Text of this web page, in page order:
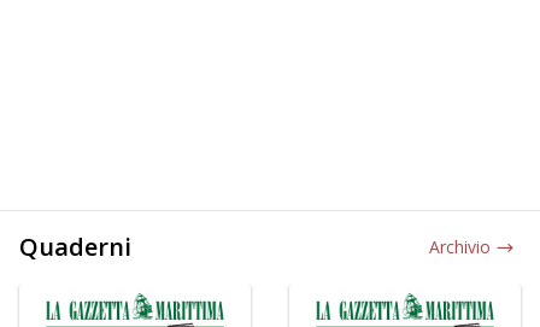
Quaderni Archivio